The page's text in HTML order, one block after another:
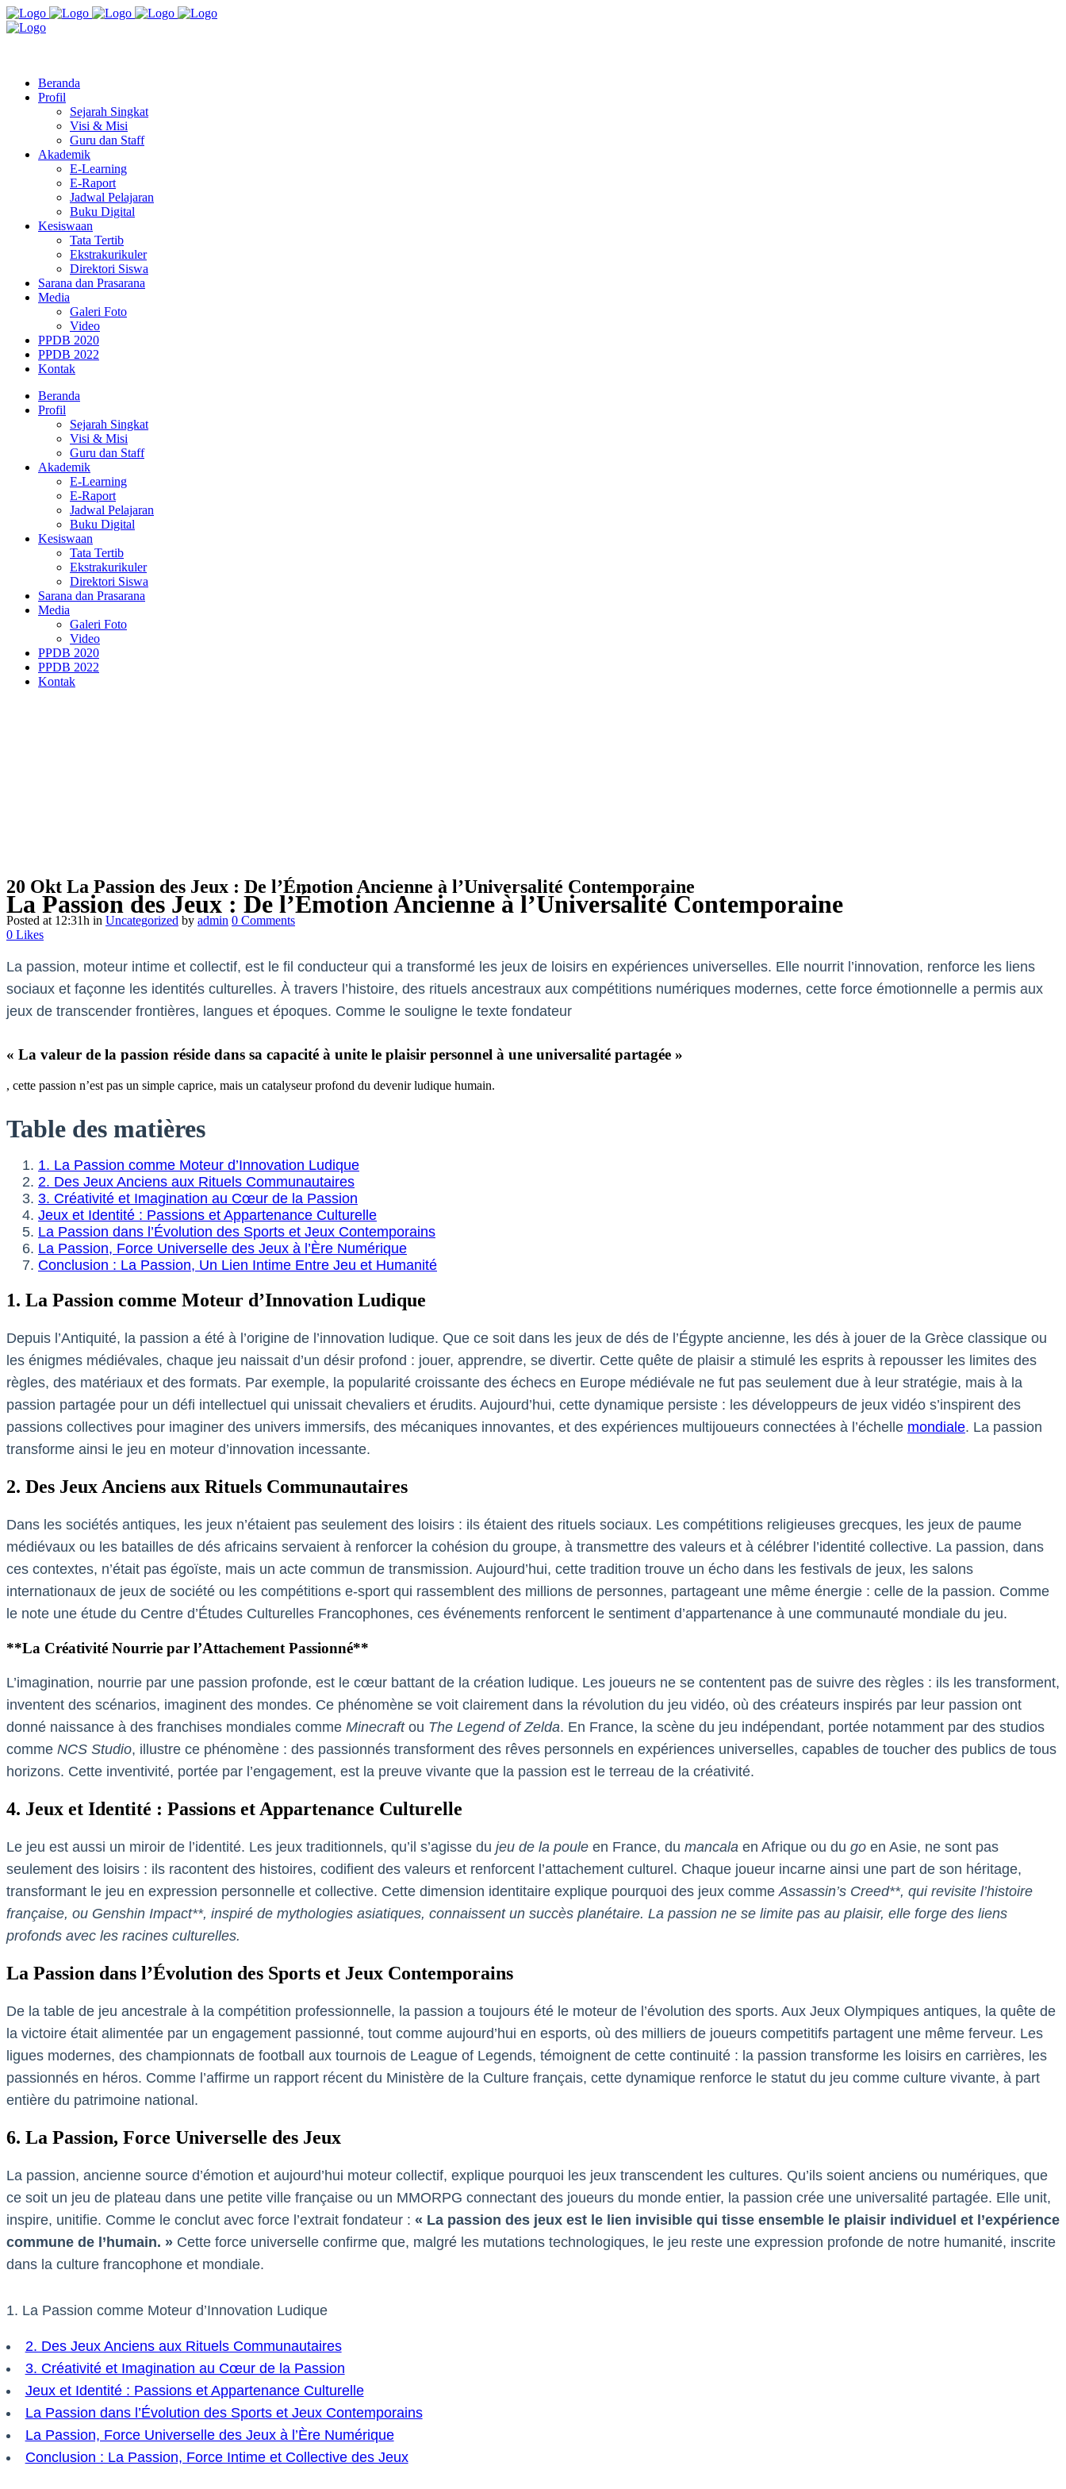
Beranda
Profil
Sejarah Singkat
Visi & Misi
Guru dan Staff
Akademik
E-Learning
E-Raport
Jadwal Pelajaran
Buku Digital
Kesiswaan
Tata Tertib
Ekstrakurikuler
Direktori Siswa
Sarana dan Prasarana
Media
Galeri Foto
Video
PPDB 2020
PPDB 2022
Kontak
Beranda
Profil
Sejarah Singkat
Visi & Misi
Guru dan Staff
Akademik
E-Learning
E-Raport
Jadwal Pelajaran
Buku Digital
Kesiswaan
Tata Tertib
Ekstrakurikuler
Direktori Siswa
Sarana dan Prasarana
Media
Galeri Foto
Video
PPDB 2020
PPDB 2022
Kontak
La Passion des Jeux : De l’Émotion Ancienne à l’Universalité Contemporaine
20 Okt La Passion des Jeux : De l’Émotion Ancienne à l’Universalité Contemporaine
Posted at 12:31h in Uncategorized by admin 0 Comments
0 Likes
La passion, moteur intime et collectif, est le fil conducteur qui a transformé les jeux de loisirs en expériences universelles. Elle nourrit l’innovation, renforce les liens
sociaux et façonne les identités culturelles. À travers l’histoire, des rituels ancestraux aux compétitions numériques modernes, cette force émotionnelle a permis aux
jeux de transcender frontières, langues et époques. Comme le souligne le texte fondateur
« La valeur de la passion réside dans sa capacité à unite le plaisir personnel à une universalité partagée »
, cette passion n’est pas un simple caprice, mais un catalyseur profond du devenir ludique humain.
Table des matières
1. La Passion comme Moteur d’Innovation Ludique
2. Des Jeux Anciens aux Rituels Communautaires
3. Créativité et Imagination au Cœur de la Passion
Jeux et Identité : Passions et Appartenance Culturelle
La Passion dans l’Évolution des Sports et Jeux Contemporains
La Passion, Force Universelle des Jeux à l’Ère Numérique
Conclusion : La Passion, Un Lien Intime Entre Jeu et Humanité
1. La Passion comme Moteur d’Innovation Ludique
Depuis l’Antiquité, la passion a été à l’origine de l’innovation ludique. Que ce soit dans les jeux de dés de l’Égypte ancienne, les dés à jouer de la Grèce classique ou
les énigmes médiévales, chaque jeu naissait d’un désir profond : jouer, apprendre, se divertir. Cette quête de plaisir a stimulé les esprits à repousser les limites des
règles, des matériaux et des formats. Par exemple, la popularité croissante des échecs en Europe médiévale ne fut pas seulement due à leur stratégie, mais à la
passion partagée pour un défi intellectuel qui unissait chevaliers et érudits. Aujourd’hui, cette dynamique persiste : les développeurs de jeux vidéo s’inspirent des
passions collectives pour imaginer des univers immersifs, des mécaniques innovantes, et des expériences multijoueurs connectées à l’échelle mondiale. La passion
transforme ainsi le jeu en moteur d’innovation incessante.
2. Des Jeux Anciens aux Rituels Communautaires
Dans les sociétés antiques, les jeux n’étaient pas seulement des loisirs : ils étaient des rituels sociaux. Les compétitions religieuses grecques, les jeux de paume
médiévaux ou les batailles de dés africains servaient à renforcer la cohésion du groupe, à transmettre des valeurs et à célébrer l’identité collective. La passion, dans
ces contextes, n’était pas égoïste, mais un acte commun de transmission. Aujourd’hui, cette tradition trouve un écho dans les festivals de jeux, les salons
internationaux de jeux de société ou les compétitions e-sport qui rassemblent des millions de personnes, partageant une même énergie : celle de la passion. Comme
le note une étude du Centre d’Études Culturelles Francophones, ces événements renforcent le sentiment d’appartenance à une communauté mondiale du jeu.
**La Créativité Nourrie par l’Attachement Passionné**
L’imagination, nourrie par une passion profonde, est le cœur battant de la création ludique. Les joueurs ne se contentent pas de suivre des règles : ils les transforment,
inventent des scénarios, imaginent des mondes. Ce phénomène se voit clairement dans la révolution du jeu vidéo, où des créateurs inspirés par leur passion ont
donné naissance à des franchises mondiales comme Minecraftou The Legend of Zelda. En France, la scène du jeu indépendant, portée notamment par des studios
comme NCS Studio, illustre ce phénomène : des passionnés transforment des rêves personnels en expériences universelles, capables de toucher des publics de tous
horizons. Cette inventivité, portée par l’engagement, est la preuve vivante que la passion est le terreau de la créativité.
4. Jeux et Identité : Passions et Appartenance Culturelle
Le jeu est aussi un miroir de l’identité. Les jeux traditionnels, qu’il s’agisse du jeu de la poule en France, du mancala en Afrique ou du go en Asie, ne sont pas
seulement des loisirs : ils racontent des histoires, codifient des valeurs et renforcent l’attachement culturel. Chaque joueur incarne ainsi une part de son héritage,
transformant le jeu en expression personnelle et collective. Cette dimension identitaire explique pourquoi des jeux commeAssassin’s Creed**, qui revisite l’histoire
française, ou Genshin Impact**, inspiré de mythologies asiatiques, connaissent un succès planétaire. La passion ne se limite pas au plaisir, elle forge des liens
profonds avec les racines culturelles.
La Passion dans l’Évolution des Sports et Jeux Contemporains
De la table de jeu ancestrale à la compétition professionnelle, la passion a toujours été le moteur de l’évolution des sports. Aux Jeux Olympiques antiques, la quête de
la victoire était alimentée par un engagement passionné, tout comme aujourd’hui en esports, où des milliers de joueurs competitifs partagent une même ferveur. Les
ligues modernes, des championnats de football aux tournois de League of Legends, témoignent de cette continuité : la passion transforme les loisirs en carrières, les
passionnés en héros. Comme l’affirme un rapport récent du Ministère de la Culture français, cette dynamique renforce le statut du jeu comme culture vivante, à part
entière du patrimoine national.
6. La Passion, Force Universelle des Jeux
La passion, ancienne source d’émotion et aujourd’hui moteur collectif, explique pourquoi les jeux transcendent les cultures. Qu’ils soient anciens ou numériques, que
ce soit un jeu de plateau dans une petite ville française ou un MMORPG connectant des joueurs du monde entier, la passion crée une universalité partagée. Elle unit,
inspire, unitifie. Comme le conclut avec force l’extrait fondateur : « La passion des jeux est le lien invisible qui tisse ensemble le plaisir individuel et l’expérience
commune de l’humain. » Cette force universelle confirme que, malgré les mutations technologiques, le jeu reste une expression profonde de notre humanité, inscrite
dans la culture francophone et mondiale.
1. La Passion comme Moteur d’Innovation Ludique
2. Des Jeux Anciens aux Rituels Communautaires
3. Créativité et Imagination au Cœur de la Passion
Jeux et Identité : Passions et Appartenance Culturelle
La Passion dans l’Évolution des Sports et Jeux Contemporains
La Passion, Force Universelle des Jeux à l’Ère Numérique
Conclusion : La Passion, Force Intime et Collective des Jeux